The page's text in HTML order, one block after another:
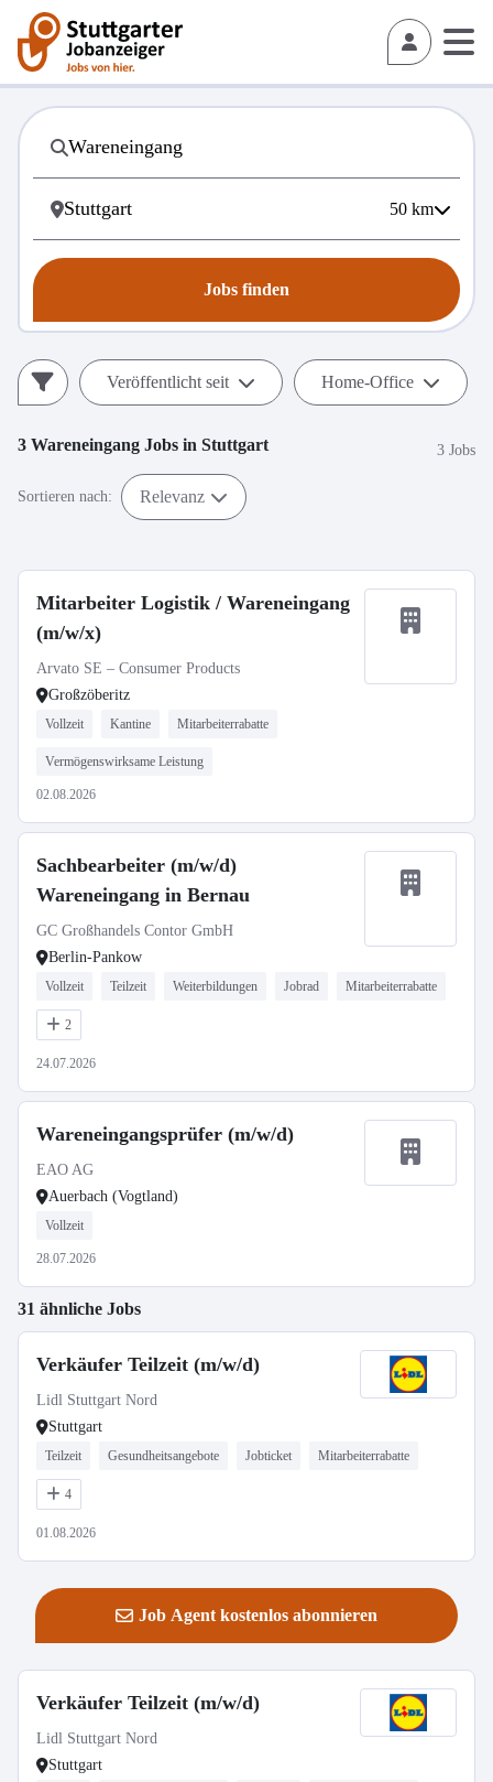
50 km
Jobs finden
Veröffentlicht seit Home-Office
3 Wareneingang Jobs in Stuttgart 3 Jobs
Sortieren nach: Relevanz
Mitarbeiter Logistik / Wareneingang
(m/w/x)
Arvato SE – Consumer Products
Großzöberitz
Vollzeit Kantine Mitarbeiterrabatte
Vermögenswirksame Leistung
02.08.2026
Sachbearbeiter (m/w/d)
Wareneingang in Bernau
GC Großhandels Contor GmbH
Berlin-Pankow
Vollzeit Teilzeit Weiterbildungen Jobrad Mitarbeiterrabatte
2
24.07.2026
Wareneingangsprüfer (m/w/d)
EAO AG
Auerbach (Vogtland)
Vollzeit
28.07.2026
31 ähnliche Jobs
Verkäufer Teilzeit (m/w/d)
Lidl Stuttgart Nord
Stuttgart
Teilzeit Gesundheitsangebote Jobticket Mitarbeiterrabatte
4
01.08.2026
Job Agent kostenlos abonnieren
Verkäufer Teilzeit (m/w/d)
Lidl Stuttgart Nord
Stuttgart